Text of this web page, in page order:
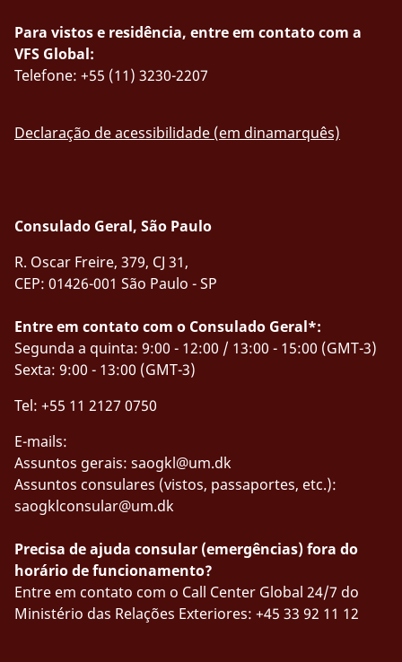
Para vistos e residência, entre em contato com a
VFS Global:
Telefone: +55 (11) 3230-2207
Declaração de acessibilidade (em dinamarquês)
Consulado Geral, São Paulo
R. Oscar Freire, 379, CJ 31,
CEP: 01426-001 São Paulo - SP
Entre em contato com o Consulado Geral*:
Segunda a quinta: 9:00 - 12:00 / 13:00 - 15:00 (GMT-3)
Sexta: 9:00 - 13:00 (GMT-3)
Tel: +55 11 2127 0750
E-mails:
Assuntos gerais: saogkl@um.dk
Assuntos consulares (vistos, passaportes, etc.):
saogklconsular@um.dk
Precisa de ajuda consular (emergências) fora do
horário de funcionamento?
Entre em contato com o Call Center Global 24/7 do
Ministério das Relações Exteriores: +45 33 92 11 12